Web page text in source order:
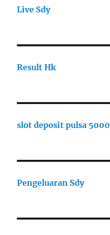
Live Sdy
Result Hk
slot deposit pulsa 5000
Pengeluaran Sdy